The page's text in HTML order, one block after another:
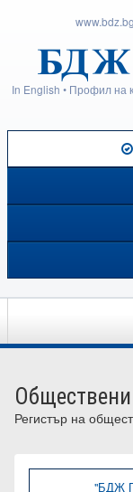
www.bdz.bg
In English • Профил на
Регистър на
"БДЖ